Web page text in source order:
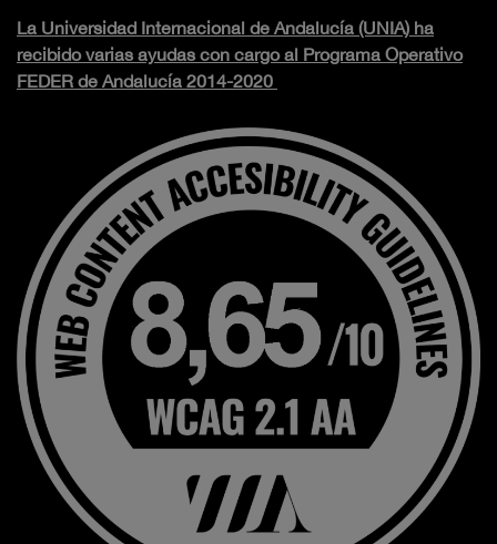
La Universidad Internacional de Andalucía (UNIA) ha
recibido varias ayudas con cargo al Programa Operativo
FEDER de Andalucía 2014-2020